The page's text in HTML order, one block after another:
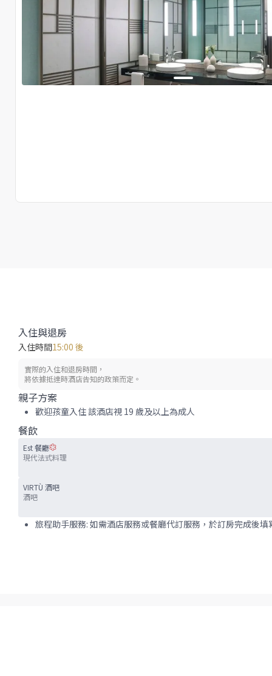
入住與退房
入住時間15:00 後
實際的入住和退房時間，
將依據抵達時酒店告知的政策而定。
親子方案
歡迎孩童入住 該酒店視 19 歲及以上為成人
餐飲
Est 餐廳
現代法式料理
VIRTÙ 酒吧
酒吧
旅程助手服務: 如需酒店服務或餐廳代訂服務，於訂房完成後